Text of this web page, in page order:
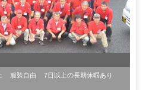
服装自由
7日以上の長期休暇あり